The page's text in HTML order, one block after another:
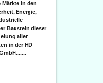
in den
Energie,
Baustein dieser
aller
in der HD